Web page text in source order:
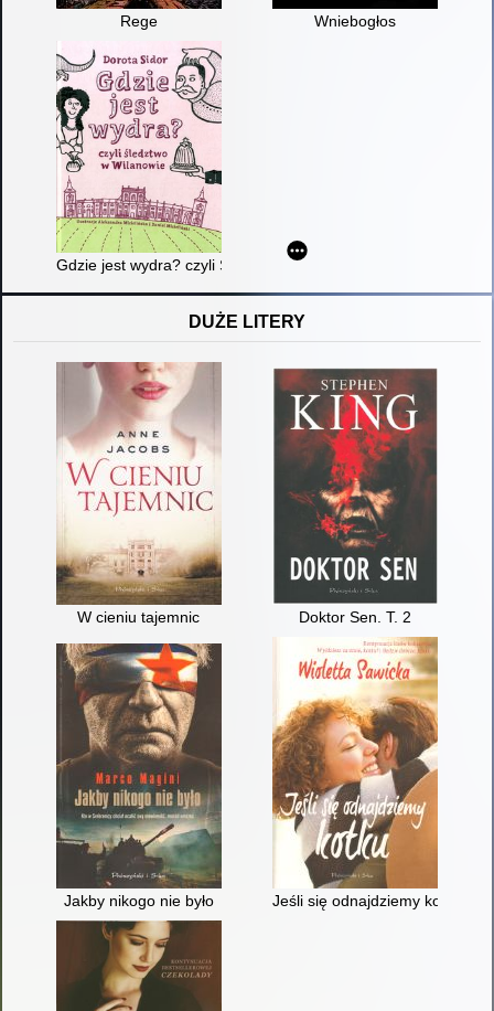
Rege Wniebogłos
Gdzie jest wydra? czyli Śledztwo w Wilanowie
DUŻE LITERY
W cieniu tajemnic Doktor Sen. T. 2
Jakby nikogo nie było Jeśli się odnajdziemy kotku